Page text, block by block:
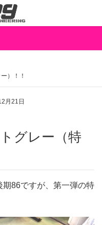
）！！
月21日
期86ですが、第一弾の特